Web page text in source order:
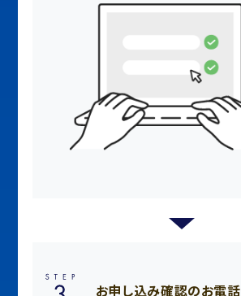
お申し込み確認のお電話